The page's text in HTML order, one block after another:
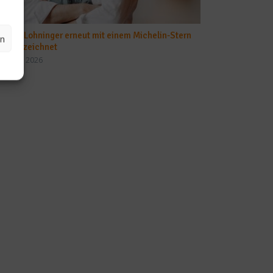
Mario Lohninger erneut mit einem Michelin-Stern
ausgezeichnet
24. Juni 2026